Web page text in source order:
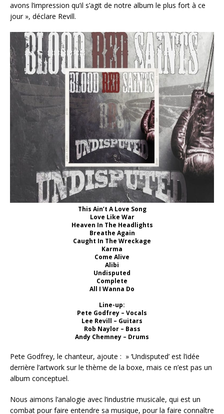
avons l’impression qu’il s’agit de notre album le plus fort à ce
jour », déclare Revill.
This Ain’t A Love Song
Love Like War
Heaven In The Headlights
Breathe Again
Caught In The Wreckage
Karma
Come Alive
Alibi
Undisputed
Complete
All I Wanna Do
Line-up:
Pete Godfrey – Vocals
Lee Revill – Guitars
Rob Naylor – Bass
Andy Chemney – Drums
Pete Godfrey, le chanteur, ajoute : » ‘Undisputed’ est l’idée
derrière l’artwork sur le thème de la boxe, mais ce n’est pas un
album conceptuel.
Nous aimons l’analogie avec l’industrie musicale, qui est un
combat pour faire entendre sa musique, pour la faire connaître